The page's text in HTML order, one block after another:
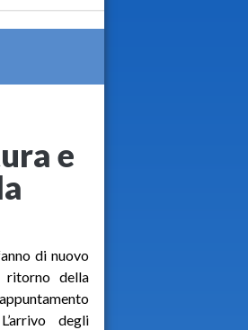
e
di nuovo
ritorno della
degli